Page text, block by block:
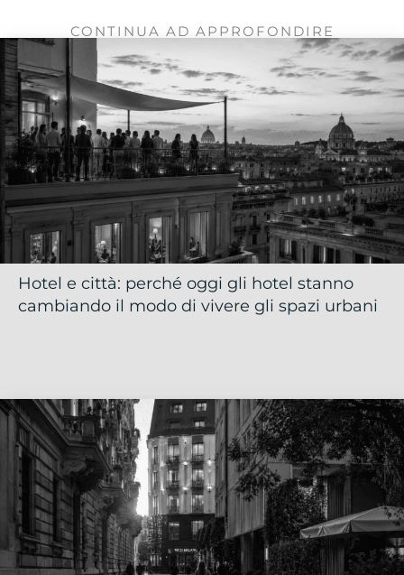
CONTINUA AD APPROFONDIRE
Hotel e città: perché oggi gli hotel stanno
cambiando il modo di vivere gli spazi urbani